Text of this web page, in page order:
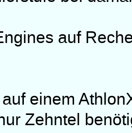
auf
einem
Zehntel